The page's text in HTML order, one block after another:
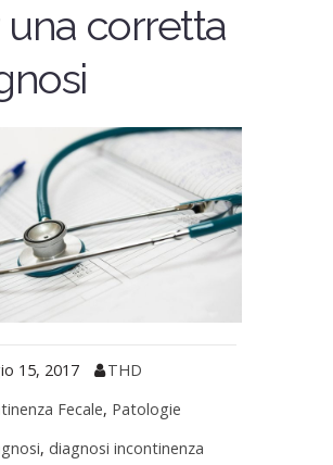
una corretta
15, 2017
THD
Fecale, Patologie
, diagnosi incontinenza